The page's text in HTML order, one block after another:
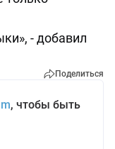
- добавил
Поделиться
, чтобы быть